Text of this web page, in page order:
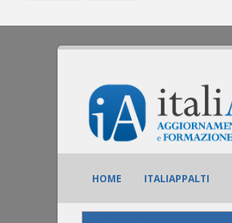
HOME ITALIAPPALTI